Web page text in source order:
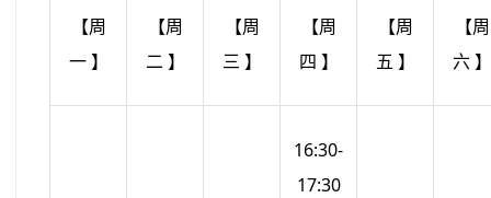
【周
一 】
【周
二 】
【周
三 】
【周
四 】
【周
五 】
【周
六 】
16:30-
17:30